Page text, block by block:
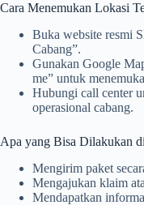
Cara Menemukan Lokasi
Buka website resmi
Cabang”.
Gunakan Google
me” untuk
Hubungi call center
operasional cabang.
Apa yang Bisa Dilakukan
Mengirim paket
Mengajukan klaim
Mendapatkan